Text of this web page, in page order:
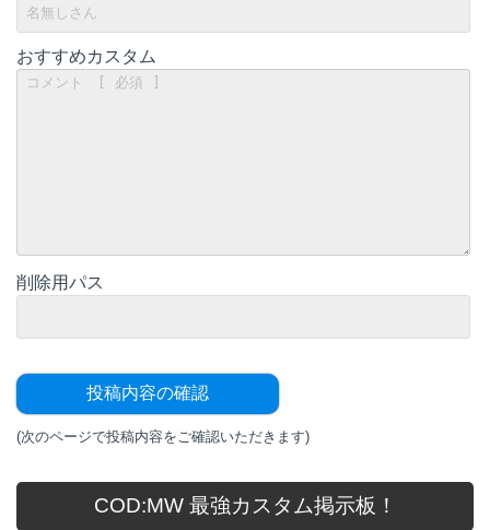
おすすめカスタム
削除用パス
(次のページで投稿内容をご確認いただきます)
COD:MW 最強カスタム掲示板！